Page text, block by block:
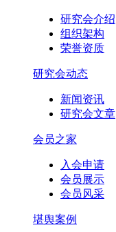
研究会介绍
组织架构
荣誉资质
研究会动态
新闻资讯
研究会文章
会员之家
入会申请
会员展示
会员风采
堪舆案例